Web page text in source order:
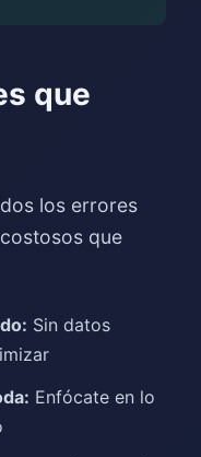
que
los errores
que
Sin datos
Enfócate en lo